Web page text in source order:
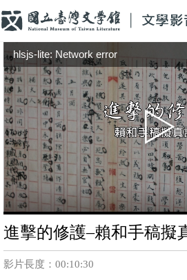
hlsjs-lite: Network error
進擊的修護–賴和手稿擬
影片長度：00:10:30